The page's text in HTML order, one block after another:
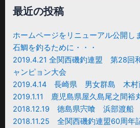
対
象:
最近の投稿
ホームページをリニューアル公開し
石鯛を釣るために・・・
2019.4.21 全関西磯釣連盟 第28回
ャンピョン大会
2019.4.14 長崎県 男女群島 木村
2019.1.11 鹿児島県屋久島尾之間裕
2018.12.19 徳島県宍喰 浜部渡船
2018.11.25 全関西磯釣連盟60周年